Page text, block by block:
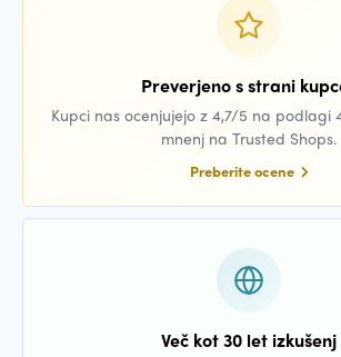
Preverjeno s strani
Kupci nas ocenjujejo z 4,7/5 na podlagi
mnenj na Trusted Shops.
Preberite ocene
Več kot 30 let izkušenj